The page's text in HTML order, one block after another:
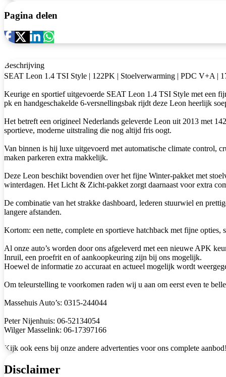
Pagina delen
Beschrijving
SEAT Leon 1.4 TSI Style | 122PK | Stoelverwarming | PDC V+A |
Keurige en sportief uitgevoerde SEAT Leon 1.4 TSI Style met een
pk en handgeschakelde 6-versnellingsbak rijdt deze Leon heerlijk
Het betreft een origineel Nederlands geleverde Leon uit 2013 met
sportieve, moderne uitstraling die nog altijd fris oogt.
Van binnen is hij luxe uitgevoerd met automatische climate control,
maken parkeren extra makkelijk.
Deze Leon beschikt bovendien over het fijne Winter-pakket met
winterdagen. Het Licht & Zicht-pakket zorgt daarnaast voor extra
De combinatie van het strakke dashboard, lederen stuurwiel en
langere afstanden.
Kortom: een nette, complete en sportieve hatchback met fijne opties,
Al onze auto’s worden door ons afgeleverd met een nieuwe APK
Inruil, een proefrit en of aankoopkeuring zijn bij ons mogelijk.
Hoewel de informatie zo accuraat en actueel mogelijk wordt
Om teleurstelling te voorkomen raden wij u aan om eerst even te
Massehuis Auto’s: 0315-244044
Peter Nijenhuis: 06-52134054
Wilger Masselink: 06-17397166
Kijk ook eens bij onze andere advertenties voor ons complete
Disclaimer